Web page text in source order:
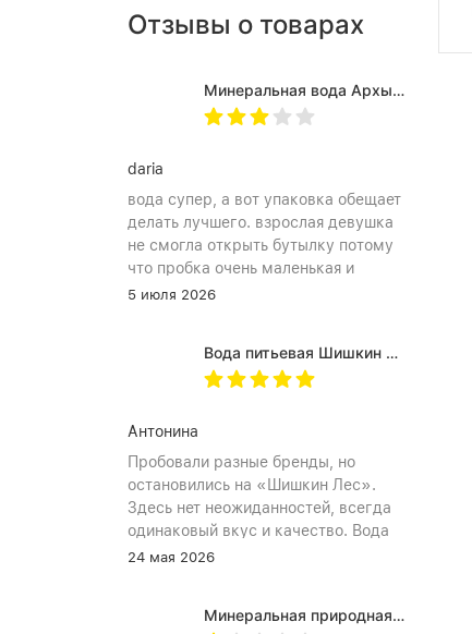
Отзывы о товарах
Минеральная вода Архыз Vita негазированная, ПЭТ 0.5 л (12 штук)
daria
вода супер, а вот упаковка обещает
делать лучшего. взрослая девушка
не смогла открыть бутылку потому
что пробка очень маленькая и
неудобное расположение
затрудняет открытию бутылка. Плюс
рубцы на пробке мелкие, что тоже
5 июля 2026
Вода питьевая Шишкин лес в (одноразовой) таре 19 литров
Антонина
Пробовали разные бренды, но
остановились на «Шишкин Лес».
Здесь нет неожиданностей, всегда
одинаковый вкус и качество. Вода
хорошо идёт и холодной, и
подходит. Это, наверное, главный
24 мая 2026
Минеральная природная вода Jermuk / Джермук газированная, Пэт (1,0л*6шт)